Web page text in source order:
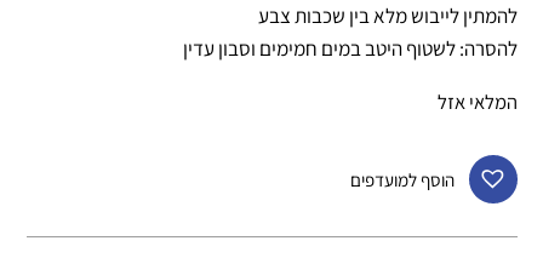
להמתין לייבוש מלא בין שכבות צבע
להסרה: לשטוף היטב במים חמימים וסבון עדין
המלאי אזל
הוסף למועדפים